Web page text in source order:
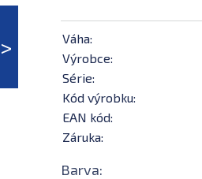
Váha:
Výrobce:
Série:
Kód výrobku:
EAN kód:
Záruka:
Barva: